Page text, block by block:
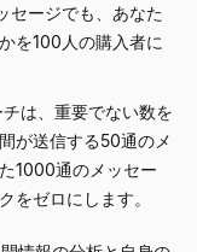
セージでも、あなた
を100人の購入者に
は、重要でない数を
が送信する50通のメ
1000通のメッセー
をゼロにします。